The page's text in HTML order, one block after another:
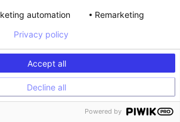
ENTREPRISE
À propos
Carrière
Nous contacter
Support
INFORMATIONS LÉGALES
automation Remarketing
Accept all
Decline all
Privacy policy
Powered by